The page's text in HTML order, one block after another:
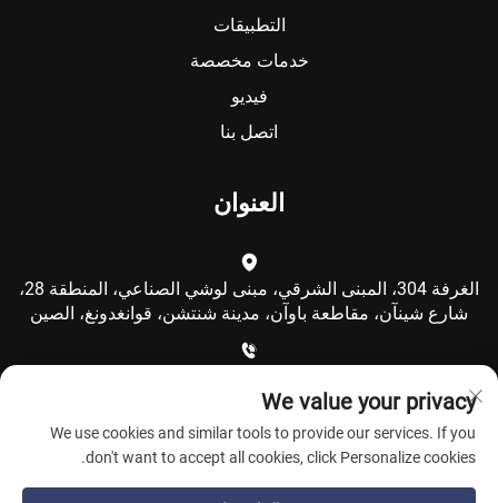
التطبيقات
خدمات مخصصة
فيديو
اتصل بنا
العنوان
الغرفة 304، المبنى الشرقي، مبنى لوشي الصناعي، المنطقة 28،
شارع شينآن، مقاطعة باوآن، مدينة شنتشن، قوانغدونغ، الصين
[email protected]
We value your privacy
We use cookies and similar tools to provide our services. If you
don't want to accept all cookies, click Personalize cookies.